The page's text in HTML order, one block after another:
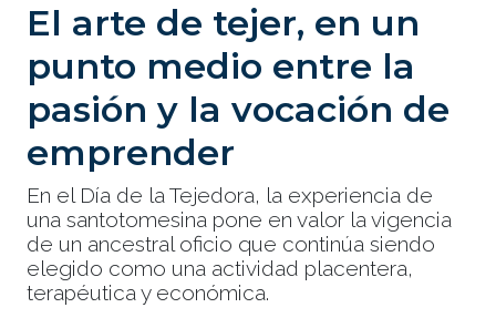
El arte de tejer, en un
punto medio entre la
pasión y la vocación de
emprender
En el Día de la Tejedora, la experiencia de
una santotomesina pone en valor la vigencia
de un ancestral oficio que continúa siendo
elegido como una actividad placentera,
terapéutica y económica.